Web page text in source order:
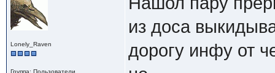
Lonely_Raven
Группа: Пользователи
из доса
дорогу инфу от